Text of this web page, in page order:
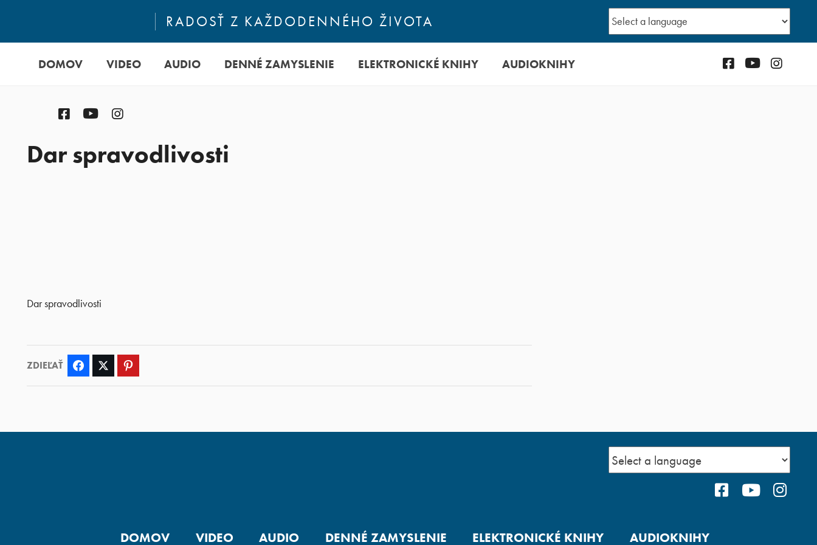
RADOSŤ Z KAŽDODENNÉHO ŽIVOTA
DOMOV VIDEO AUDIO DENNÉ ZAMYSLENIE ELEKTRONICKÉ KNIHY AUDIOKNIHY FacebookYouTube
Facebook
YouTube
Dar spravodlivosti
Dar spravodlivosti
ZDIEĽAŤ Facebook Twitter
FACEBOOK
YOUTUBE
DOMOV VIDEO AUDIO DENNÉ ZAMYSLENIE ELEKTRONICKÉ KNIHY AUDIOKNIHY